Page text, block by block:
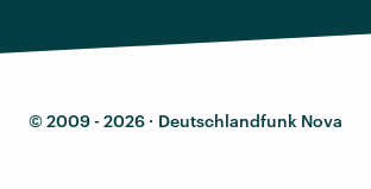
© 2009 - 2026 · Deutschlandfunk Nova